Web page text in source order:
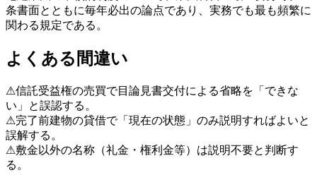
条書面とともに毎年必出の論点であり、実務でも最も頻繁に
関わる規定である。
よくある間違い
⚠信託受益権の売買で目論見書交付による省略を「できな
い」と誤認する。
⚠完了前建物の貸借で「現在の状態」のみ説明すればよいと
誤解する。
⚠敷金以外の名称（礼金・権利金等）は説明不要と判断す
る。